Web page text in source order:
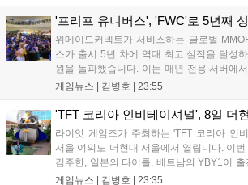
LoL 챔피언스 코리아(LCK)'...
'프리프 유니버스', 'FWC'로 5년째
위메이드커넥트가 서비스하는 글로벌
스가 출시 5년 차에 역대 최고 실적을 달성
원을 돌파했습니다. 이는 매년 전용 서버에
스포츠 대회 FWC의 영향이 큽니다. FWC는
은 전년 대비 매출과 이용자 지표가 대폭 상
다. 오는 10월 필리핀 마닐라에서 총상금 11
FWC 그랜드 파이널이 개최될 예정이며, 위
통해 커뮤니티 중심의 장기 성장 모델을 지속
게임뉴스 | 김병호 23:55
'TFT 코리아 인비테이셔널', 8일 더
라이엇 게임즈가 주최하는 'TFT 코리아 인
서울 여의도 더현대 서울에서 열립니다. 이
김주한, 일본의 타이틀, 베트남의 YBY1이
는 소속팀 없이 개인 자격으로 참가하는 독
게임뉴스 | 김병호 23:35